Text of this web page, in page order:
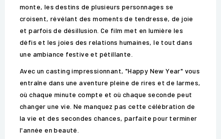
monte, les destins de plusieurs personnages se
croisent, révélant des moments de tendresse, de joie
et parfois de désillusion. Ce film met en lumière les
défis et les joies des relations humaines, le tout dans
une ambiance festive et pétillante.
Avec un casting impressionnant, "Happy New Year" vous
entraîne dans une aventure pleine de rires et de larmes,
où chaque minute compte et où chaque seconde peut
changer une vie. Ne manquez pas cette célébration de
la vie et des secondes chances, parfaite pour terminer
l'année en beauté.